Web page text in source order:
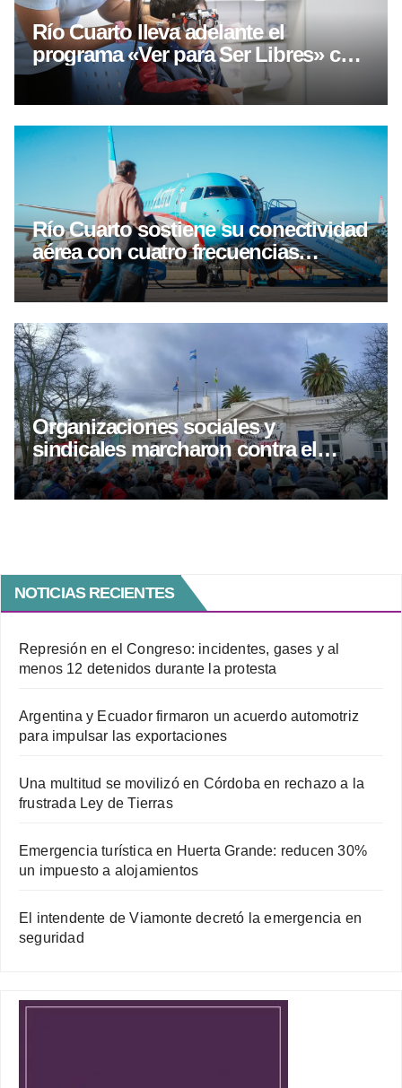
Río Cuarto lleva adelante el
programa «Ver para Ser Libres» con
controles oftalmológicos y entrega
gratuita de lentes
Río Cuarto sostiene su conectividad
aérea con cuatro frecuencias
semanales hacia Buenos Aires
Organizaciones sociales y
sindicales marcharon contra el
proyecto de inviolavilidad de
propiedad privada
NOTICIAS RECIENTES
Represión en el Congreso: incidentes, gases y al
menos 12 detenidos durante la protesta
Argentina y Ecuador firmaron un acuerdo automotriz
para impulsar las exportaciones
Una multitud se movilizó en Córdoba en rechazo a la
frustrada Ley de Tierras
Emergencia turística en Huerta Grande: reducen 30%
un impuesto a alojamientos
El intendente de Viamonte decretó la emergencia en
seguridad